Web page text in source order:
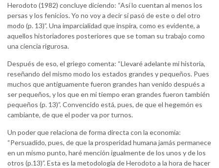
Herodoto (1982) concluye diciendo: “Así lo cuentan al menos los
persas y los fenicios. Yo no voy a decir si pasó de este o del otro
modo (p. 13)”. Una imparcialidad que inspira, como es evidente, a
aquellos historiadores posteriores que se toman su trabajo como
una ciencia rigurosa.
Después de eso, el griego comenta: “Llevaré adelante mi historia,
reseñando del mismo modo los estados grandes y pequeños. Pues
muchos que antiguamente fueron grandes han venido después a
ser pequeños, y los que en mi tiempo eran grandes fueron también
pequeños (p. 13)”. Convencido está, pues, de que el hegemón es
cambiante, de que el poder va por turnos.
Un poder que relaciona de forma directa con la economía:
“Persuadido, pues, de que la prosperidad humana jamás permanece
en un mismo punto, haré mención igualmente de los unos y de los
otros (p.13)”. Esta es la metodología de Herodoto a la hora de hacer